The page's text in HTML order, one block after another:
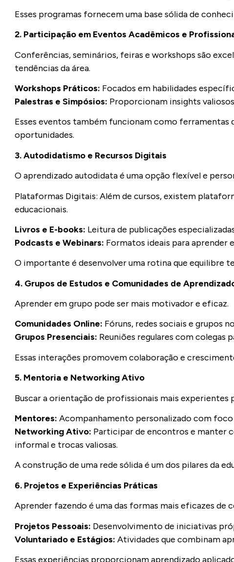
Esses programas fornecem uma base sólida de
2. Participação em Eventos Acadêmicos e
Conferências, seminários, feiras e workshops são
tendências da área.
Workshops Práticos: Focados em habilidades
Palestras e Simpósios: Proporcionam insights
Esses eventos também funcionam como
oportunidades.
3. Autodidatismo e Recursos Digitais
O aprendizado autodidata é uma opção flexível e
Plataformas Digitais: Além de cursos, existem
educacionais.
Livros e E-books: Leitura de publicações
Podcasts e Webinars: Formatos ideais para aprender
O importante é desenvolver uma rotina que equilibre
4. Grupos de Estudos e Comunidades de
Aprender em grupo pode ser mais motivador e eficaz.
Comunidades Online: Fóruns, redes sociais e grupos
Grupos Presenciais: Reuniões regulares com
Essas interações promovem colaboração e
5. Mentoria e Networking Ativo
Buscar a orientação de profissionais mais
Mentores: Acompanhamento personalizado com
Networking Ativo: Participar de encontros e manter
informal e trocas valiosas.
A construção de uma rede sólida é um dos pilares da
6. Projetos e Experiências Práticas
Aprender fazendo é uma das formas mais eficazes de
Projetos Pessoais: Desenvolvimento de iniciativas
Voluntariado e Estágios: Atividades que combinam
Essas experiências proporcionam aprendizado